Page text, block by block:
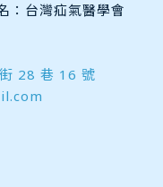
台灣疝氣醫學會
28 巷 16 號